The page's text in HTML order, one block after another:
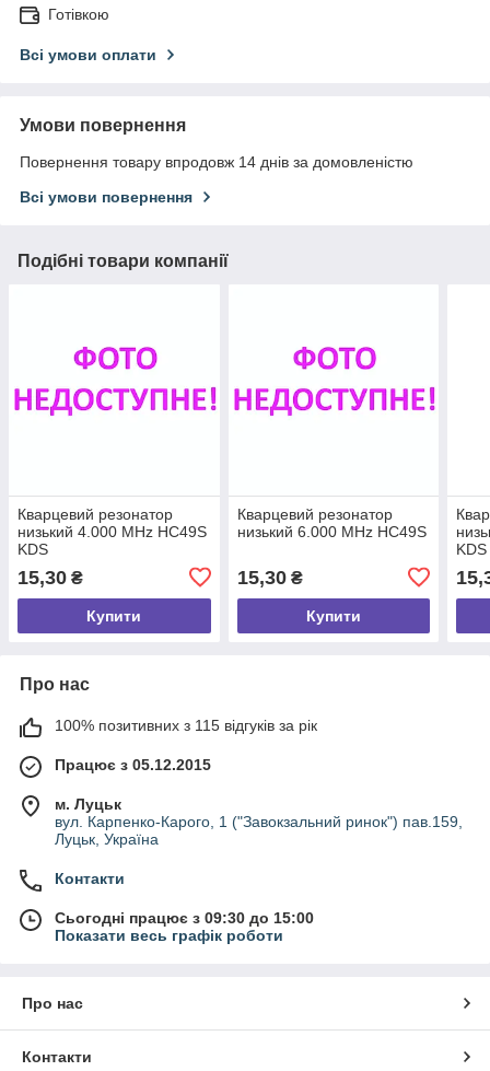
Готівкою
Всі умови оплати
Умови повернення
Повернення товару впродовж 14 днів за домовленістю
Всі умови повернення
Подібні товари компанії
Кварцевий резонатор
низький 4.000 MHz HC49S
KDS
15,30 ₴
Купити
Кварцевий резонатор
низький 6.000 MHz HC49S
15,30₴
Купити
KDS
Про нас
100% позитивних з 115 відгуків за рік
Працює з 05.12.2015
м. Луцьк
вул. Карпенко-Карого, 1 ("Завокзальний ринок") пав.159,
Луцьк, Україна
Контакти
Сьогодні працює з 09:30 до 15:00
Показати весь графік роботи
Про нас
Контакти